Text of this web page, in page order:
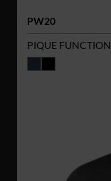
PW20
PIQUE FUNCTION